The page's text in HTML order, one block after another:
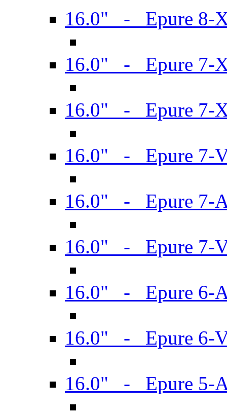
16.0" - Epure 8-
16.0" - Epure 7-
16.0" - Epure 7-
16.0" - Epure 7-
16.0" - Epure 7-
16.0" - Epure 7-
16.0" - Epure 6-
16.0" - Epure 6-
16.0" - Epure 5-